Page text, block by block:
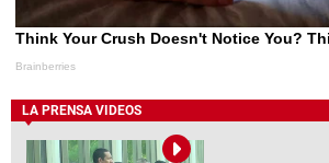
LA PRENSA VIDEOS